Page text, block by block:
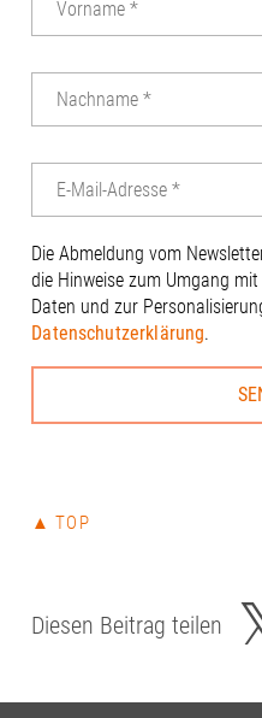
Die Abmeldung vom
die Hinweise zum Umgang
Daten und zur
Datenschutzerklärung.
▲ TOP
Diesen Beitrag teilen